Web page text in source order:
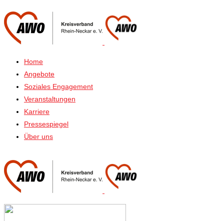
Home
Angebote
Soziales Engagement
Veranstaltungen
Karriere
Pressespiegel
Über uns